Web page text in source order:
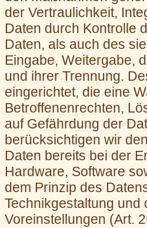
der Vertraulichkeit,
Daten durch Kontrolle
Daten, als auch des
Eingabe, Weitergabe,
und ihrer Trennung.
eingerichtet, die eine
Betroffenenrechten,
auf Gefährdung der
berücksichtigen wir
Daten bereits bei der
Hardware, Software
dem Prinzip des
Technikgestaltung
Voreinstellungen (Art.